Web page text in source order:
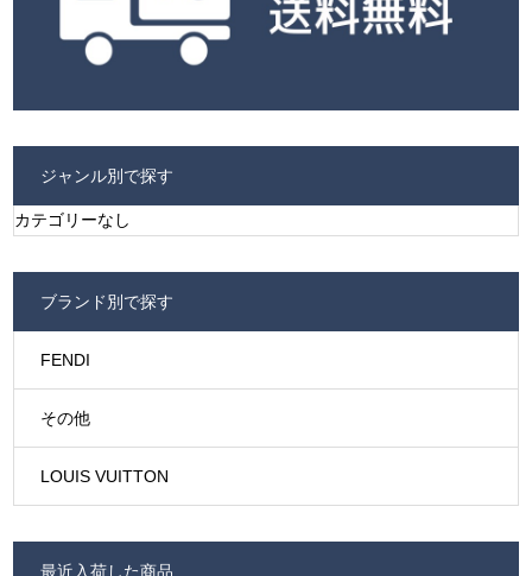
ジャンル別で探す
カテゴリーなし
ブランド別で探す
FENDI
その他
LOUIS VUITTON
最近入荷した商品